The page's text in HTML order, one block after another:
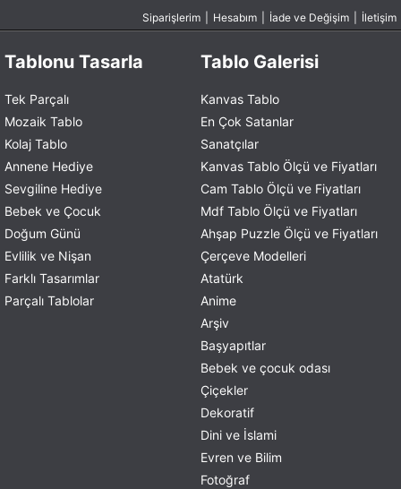
Siparişlerim Hesabım İade ve Değişim İletişim
Tablonu Tasarla
Tek Parçalı
Mozaik Tablo
Kolaj Tablo
Annene Hediye
Sevgiline Hediye
Bebek ve Çocuk
Doğum Günü
Evlilik ve Nişan
Farklı Tasarımlar
Parçalı Tablolar
Tablo Galerisi
Kanvas Tablo
En Çok Satanlar
Sanatçılar
Kanvas Tablo Ölçü ve Fiyatları
Cam Tablo Ölçü ve Fiyatları
Mdf Tablo Ölçü ve Fiyatları
Ahşap Puzzle Ölçü ve Fiyatları
Çerçeve Modelleri
Atatürk
Anime
Arşiv
Başyapıtlar
Bebek ve çocuk odası
Çiçekler
Dekoratif
Dini ve İslami
Evren ve Bilim
Fotoğraf